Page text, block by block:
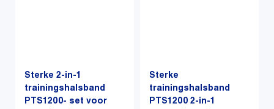
Sterke 2-in-1
trainingshalsband
PTS1200- set voor
Sterke
trainingshalsband
PTS1200 2-in-1